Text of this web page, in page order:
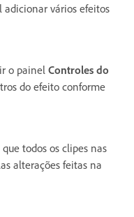
adicionar vários efeitos
o painel Controles do
do efeito conforme
todos os clipes nas
alterações feitas na